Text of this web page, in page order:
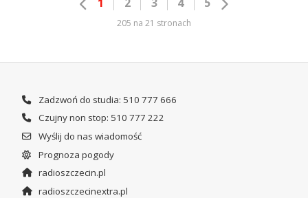
205 na 21 stronach
Zadzwoń do studia: 510 777 666
Czujny non stop: 510 777 222
Wyślij do nas wiadomość
Prognoza pogody
radioszczecin.pl
radioszczecinextra.pl